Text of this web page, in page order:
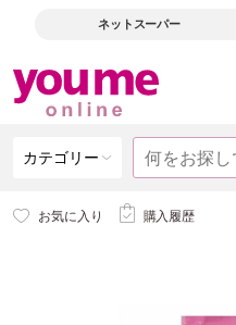
ネットスーパー
カテゴリー
お気に入り 購入履歴